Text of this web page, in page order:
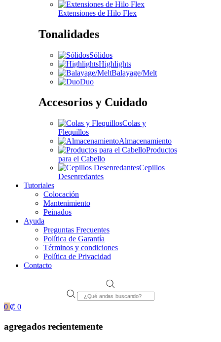
Extensiones de Hilo Flex
Tonalidades
Sólidos
Highlights
Balayage/Melt
Duo
Accesorios y Cuidado
Colas y
Flequillos
Almacenamiento
Productos
para el Cabello
Cepillos
Desenredantes
Tutoriales
Colocación
Mantenimiento
Peinados
Ayuda
Preguntas Frecuentes
Política de Garantía
Términos y condiciones
Política de Privacidad
Contacto
Products
search
0 ₡ 0
agregados recientemente